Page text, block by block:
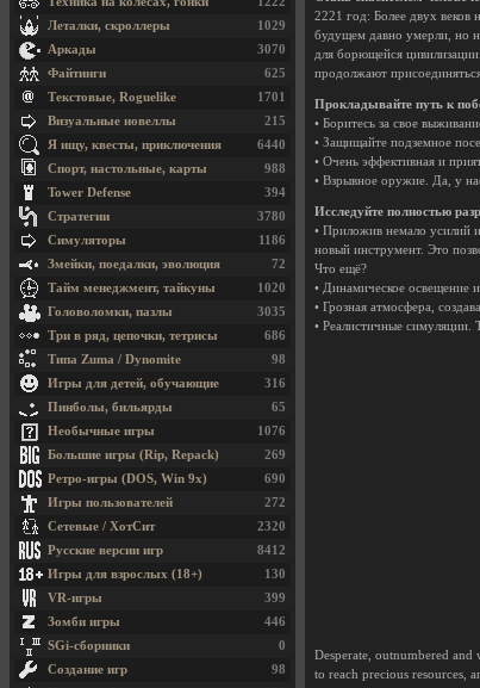
2221 год: Более двух веков
будущем давно умерли, но
для борющейся
продолжают
Прокладывайте путь к
• Боритесь за свое
• Защищайте подземное
• Очень эффективная и
• Взрывное оружие. Да, у
Исследуйте полностью
• Приложив немало усилий
новый инструмент. Это
Что ещё?
• Динамическое освещение
• Грозная атмосфера,
• Реалистичные симуляции.
Desperate, outnumbered
to reach precious resources,
1029
Леталки, скроллеры
3070
Аркады
625
Файтинги
1701
Текстовые, Roguelike
215
Визуальные новеллы
6440
Я ищу, квесты, приключения
988
Спорт, настольные, карты
394
Tower Defense
3780
Стратегии
1186
Симуляторы
72
Змейки, поедалки, эволюция
1020
Тайм менеджмент, тайкуны
3035
Головоломки, пазлы
686
Три в ряд, цепочки, тетрисы
98
Типа Zuma / Dynomite
316
Игры для детей, обучающие
65
Пинболы, бильярды
1076
Необычные игры
269
Большие игры (Rip, Repack)
690
Ретро-игры (DOS, Win 9x)
272
Игры пользователей
2320
Сетевые / ХотСит
8412
Русские версии игр
130
Игры для взрослых (18+)
399
VR-игры
446
Зомби игры
0
SGi-сборники
98
Создание игр